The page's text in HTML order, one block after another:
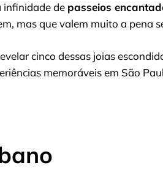
infinidade de passeios
mas que valem muito a pena
cinco dessas joias
memoráveis em São